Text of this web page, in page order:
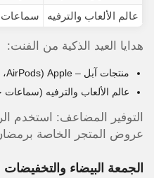
عالم الألعاب والترفيه
سماعات
هدايا العيد الذكية من الفنت:
منتجات آبل – Apple (AirPods، ساعات Apple Watch) – هدايا راقية
عالم الألعاب والترفيه
التوفير المضاعف: استخدم
عروض المتجر الخاصة
الجمعة البيضاء والتخفيضات